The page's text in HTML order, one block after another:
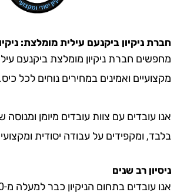
חברת ניקיון ביקנעם עילית מומלצת:
מחפשים חברת ניקיון מומלצת ביקנעם
מקצועיים ואמינים במחירים נוחים לכל כיס.
אנו עובדים עם צוות עובדים מיומן
בלבד, ומקפידים על עבודה יסודית
ניסיון רב שנים